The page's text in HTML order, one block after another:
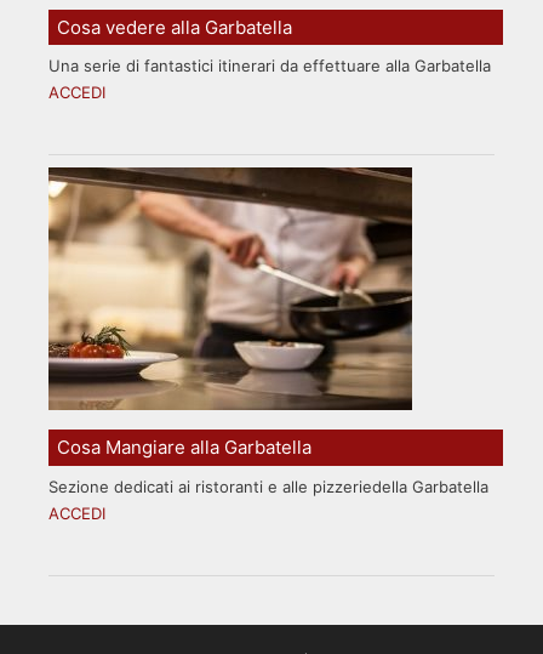
Cosa vedere alla Garbatella
Una serie di fantastici itinerari da effettuare alla Garbatella
ACCEDI
Cosa Mangiare alla Garbatella
Sezione dedicati ai ristoranti e alle pizzeriedella Garbatella
ACCEDI